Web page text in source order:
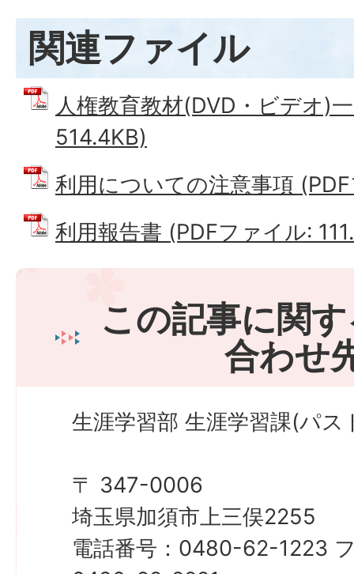
関連ファイル
人権教育教材(DVD・ビデオ)
514.4KB)
利用についての注意事項
利用報告書 (PDFファイル:
この記事に関
合わせ
生涯学習部 生涯学習課(パス
〒 347-0006
埼玉県加須市上三俣2255
電話番号：0480-62-1223